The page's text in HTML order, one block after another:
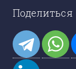
Поделиться